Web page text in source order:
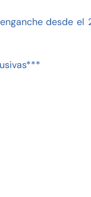
desde el